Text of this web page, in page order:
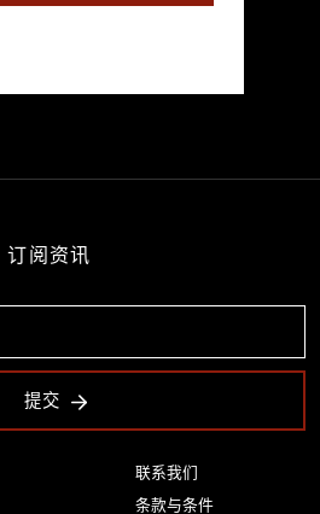
联系我们
条款与条件
订阅资讯
提交